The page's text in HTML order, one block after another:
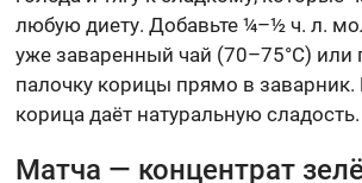
любую диету. Добавьте ¼–½ ч. л.
уже заваренный чай (70–75°C) или
палочку корицы прямо в заварник.
корица даёт натуральную сладость.
Матча — концентрат